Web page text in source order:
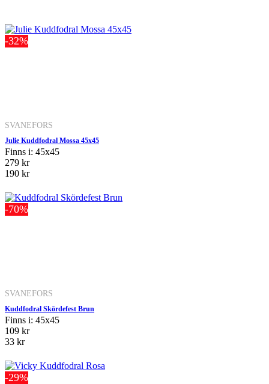
-32%
SVANEFORS
Julie Kuddfodral Mossa 45x45
Finns i: 45x45
279 kr
190 kr
-70%
SVANEFORS
Kuddfodral Skördefest Brun
Finns i: 45x45
109 kr
33 kr
-29%